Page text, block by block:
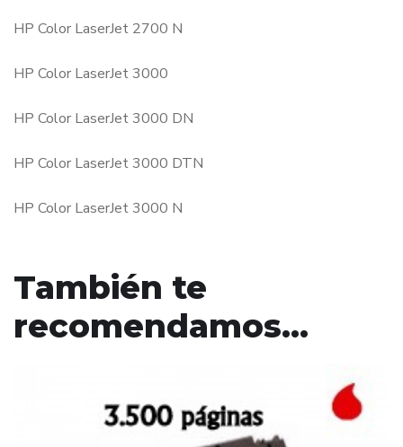
HP Color LaserJet 2700 N
HP Color LaserJet 3000
HP Color LaserJet 3000 DN
HP Color LaserJet 3000 DTN
HP Color LaserJet 3000 N
También te
recomendamos…